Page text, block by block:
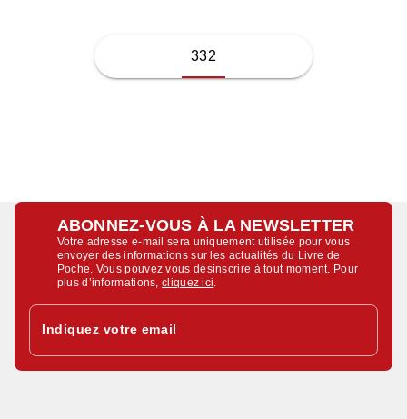
332
ABONNEZ-VOUS À LA NEWSLETTER
Votre adresse e-mail sera uniquement utilisée pour vous
envoyer des informations sur les actualités du Livre de
Poche. Vous pouvez vous désinscrire à tout moment. Pour
plus d’informations,cliquez ici
Indiquez votre email